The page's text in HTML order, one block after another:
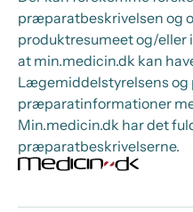
præparatbeskrivelsen og
produktresumeet og/eller
at min.medicin.dk kan
Lægemiddelstyrelsens og
præparatinformationer
Min.medicin.dk har det
præparatbeskrivelserne.